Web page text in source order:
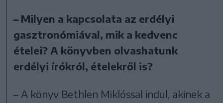
– Milyen a kapcsolata az erdélyi
gasztronómiával, mik a kedvenc
ételei? A könyvben olvashatunk
erdélyi írókról, ételekről is?
– A könyv Bethlen Miklóssal indul, akinek a